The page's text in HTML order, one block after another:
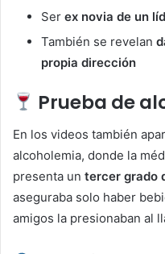
Ser ex novia de un
También se revelan
propia dirección
Prueba de
En los videos también
alcoholemia, donde la
presenta un tercer grado
aseguraba solo haber
amigos la presionaban al